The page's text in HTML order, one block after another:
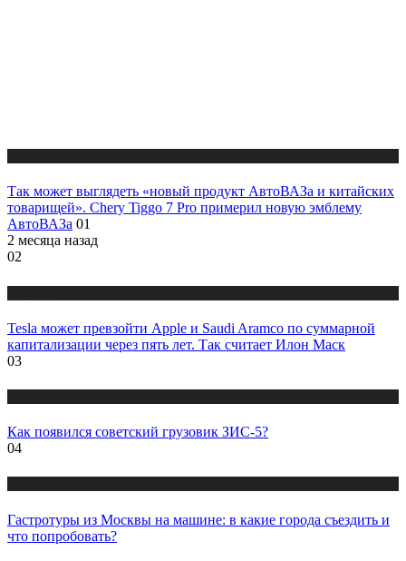
Так может выглядеть «новый продукт АвтоВАЗа и китайских
товарищей». Chery Tiggo 7 Pro примерил новую эмблему
АвтоВАЗа 01
2 месяца назад
02
Tesla может превзойти Apple и Saudi Aramco по суммарной
капитализации через пять лет. Так считает Илон Маск
03
Как появился советский грузовик ЗИС-5?
04
Гастротуры из Москвы на машине: в какие города съездить и
что попробовать?